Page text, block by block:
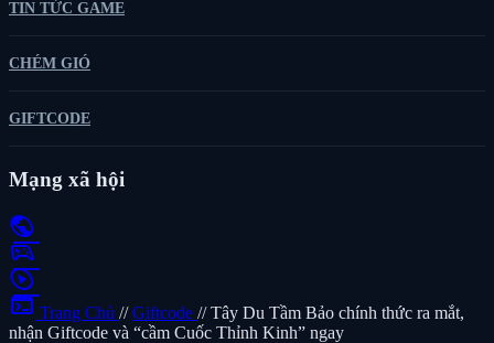
TIN TỨC GAME
CHÉM GIÓ
GIFTCODE
Mạng xã hội
public
sports_esports
play_circle
terminal Trang Chủ // Giftcode // Tây Du Tầm Bảo chính thức ra mắt,
nhận Giftcode và “cầm Cuốc Thỉnh Kinh” ngay